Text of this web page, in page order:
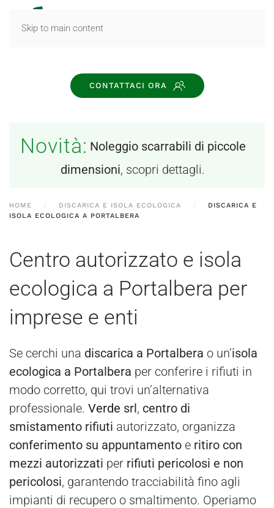
Skip to main content
CONTATTACI ORA
Novità: Noleggio scarrabili di piccole
dimensioni, scopri dettagli.
HOME DISCARICA E ISOLA ECOLOGICA
DISCARICA E
ISOLA ECOLOGICA A PORTALBERA
Centro autorizzato e isola
ecologica a Portalbera per
imprese e enti
Se cerchi una discarica a Portalbera o un’isola
ecologica a Portalbera per conferire i rifiuti in
modo corretto, qui trovi un’alternativa
professionale. Verde srl, centro di
smistamento rifiuti autorizzato, organizza
conferimento su appuntamento e ritiro con
mezzi autorizzati per rifiuti pericolosi e non
pericolosi, garantendo tracciabilità fino agli
impianti di recupero o smaltimento. Operiamo